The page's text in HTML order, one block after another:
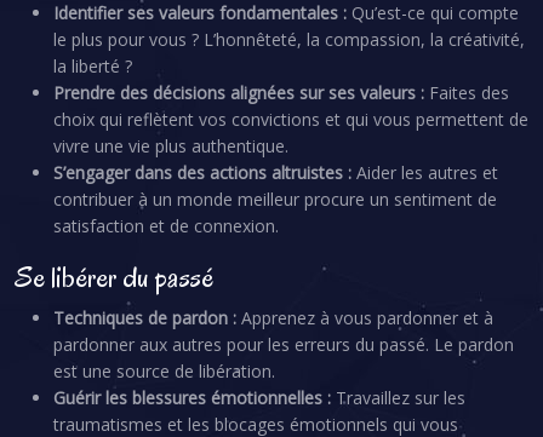
Identifier ses valeurs fondamentales : Qu’est-ce qui compte
le plus pour vous ? L’honnêteté, la compassion, la créativité,
la liberté ?
Prendre des décisions alignées sur ses valeurs : Faites des
choix qui reflètent vos convictions et qui vous permettent de
vivre une vie plus authentique.
S’engager dans des actions altruistes : Aider les autres et
contribuer à un monde meilleur procure un sentiment de
satisfaction et de connexion.
Se libérer du passé
Techniques de pardon : Apprenez à vous pardonner et à
pardonner aux autres pour les erreurs du passé. Le pardon
est une source de libération.
Guérir les blessures émotionnelles : Travaillez sur les
traumatismes et les blocages émotionnels qui vous